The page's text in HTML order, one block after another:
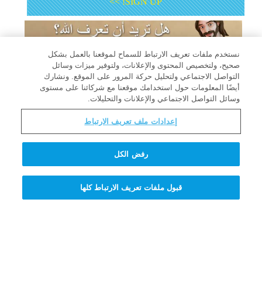
آلة أسئلة وأجوبة الأستاذ كوانتوم
العجيبة
لمَ أشعر بالسوء عندما أقوم بأمرٍ
نستخدم ملفات تعريف الارتباط للسماح لموقعنا بالعمل بشكل
صحيح، ولتخصيص المحتوى والإعلانات، ولتوفير ميزات وسائل
التواصل الاجتماعي ولتحليل حركة المرور على الموقع. ونشارك
أيضًا المعلومات حول استخدامك موقعنا مع شركائنا على مستوى
وسائل التواصل الاجتماعي والإعلانات والتحليلات.
إعدادات ملف تعريف الارتباط
رفض الكل
قبول ملفات تعريف الارتباط كلها